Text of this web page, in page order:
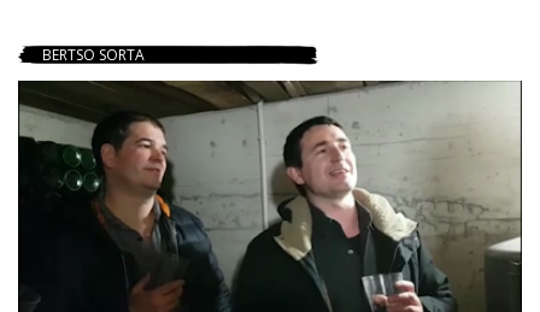
BERTSO SORTA